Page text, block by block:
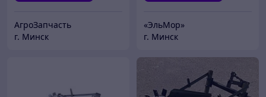
АгроЗапчасть
г. Минск
«ЭльМор»
г. Минск